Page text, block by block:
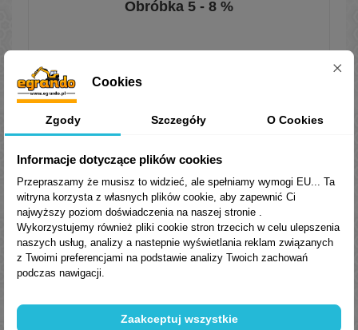
Obróbka 5 - 8 %
Jesteśmy firmą z wieloletnim
doświadczeniem w branży olejów,
smarów, chłodziw oraz płynów
przemyśle oraz motoryzacji. W
dystrybucji posiadamy produkty
krajowe oraz importowe. Dzięki
bogatej ofercie możemy
zaproponować środki dedykowane
dla danych maszyn a także
stosowanych.
Cookies
Zgody Szczegóły O Cookies
Informacje dotyczące plików cookies
Przepraszamy że musisz to widzieć, ale spełniamy wymogi EU... Ta
witryna korzysta z własnych plików cookie, aby zapewnić Ci
najwyższy poziom doświadczenia na naszej stronie .
Wykorzystujemy również pliki cookie stron trzecich w celu ulepszenia
naszych usług, analizy a nastepnie wyświetlania reklam związanych
z Twoimi preferencjami na podstawie analizy Twoich zachowań
podczas nawigacji.
Zaakceptuj wszystkie